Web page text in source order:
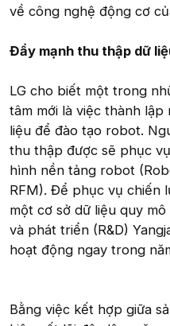
về công nghệ động cơ
Đẩy mạnh thu thập dữ
LG cho biết một trong
tâm mới là việc thành
liệu để đào tạo robot.
thu thập được sẽ phục
hình nền tảng robot
RFM). Để phục vụ chiến
một cơ sở dữ liệu quy
và phát triển (R&D)
hoạt động ngay trong
Bằng việc kết hợp giữa